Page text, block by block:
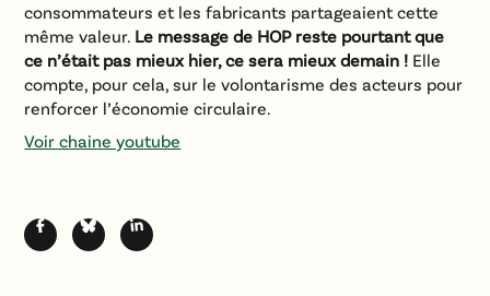
consommateurs et les fabricants partageaient cette
même valeur. Le message de HOP reste pourtant que
ce n’était pas mieux hier, ce sera mieux demain ! Elle
compte, pour cela, sur le volontarisme des acteurs pour
renforcer l’économie circulaire.
Voir chaine youtube